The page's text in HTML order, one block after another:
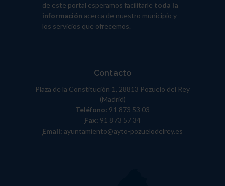
de este portal esperamos facilitarle toda la
información acerca de nuestro municipio y
los servicios que ofrecemos.
Contacto
Plaza de la Constitución 1, 28813 Pozuelo del Rey
(Madrid)
Teléfono: 91 873 53 03
Fax: 91 873 57 34
Email: ayuntamiento@ayto-pozuelodelrey.es